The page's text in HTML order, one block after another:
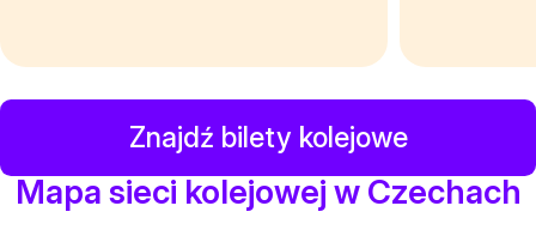
Znajdź bilety kolejowe
Mapa sieci kolejowej w Czechach